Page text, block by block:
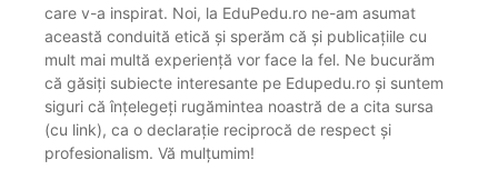
care v-a inspirat. Noi, la EduPedu.ro ne-am asumat
această conduită etică și sperăm că și publicațiile cu
mult mai multă experiență vor face la fel. Ne bucurăm
că găsiți subiecte interesante pe Edupedu.ro și suntem
siguri că înțelegeți rugămintea noastră de a cita sursa
(cu link), ca o declarație reciprocă de respect și
profesionalism. Vă mulțumim!